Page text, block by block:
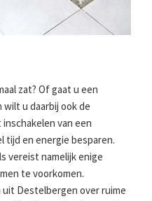
zat? Of gaat u een
u daarbij ook de
van een
tijd en energie besparen.
vereist namelijk enige
te voorkomen.
Destelbergen over ruime